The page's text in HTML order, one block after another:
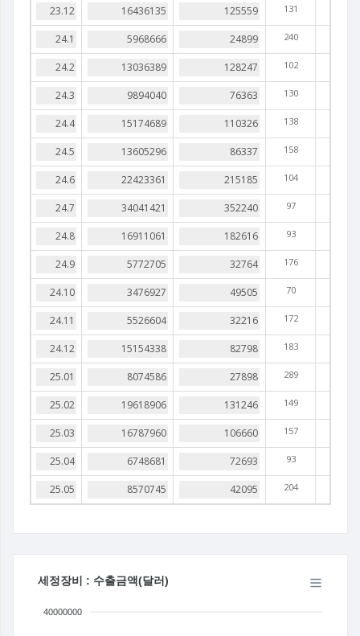
131
240
102
130
138
158
104
97
93
176
70
172
183
289
149
157
93
204
세정장비 : 수출금액(달러)
40000000